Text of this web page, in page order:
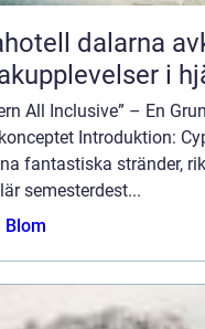
dalarna avkoppling, natur och
i
All Inclusive” – En
Introduktion:
fantastiska stränder,
semesterdest...
Blom